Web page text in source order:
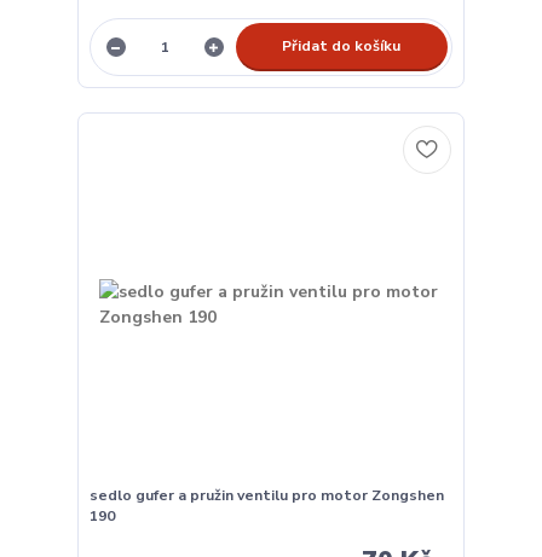
Přidat do košíku
sedlo gufer a pružin ventilu pro motor Zongshen
190